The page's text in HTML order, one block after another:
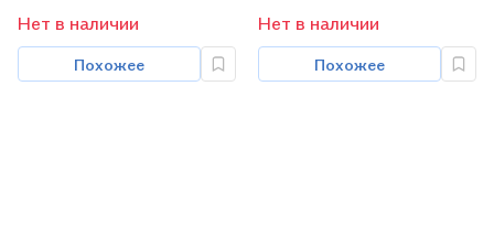
Нет в наличии
Похожее
Нет в наличии
Похожее